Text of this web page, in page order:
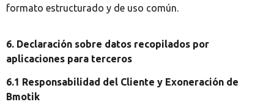
formato estructurado y de uso común.
6. Declaración sobre datos recopilados por
aplicaciones para terceros
6.1 Responsabilidad del Cliente y Exoneración de
Bmotik